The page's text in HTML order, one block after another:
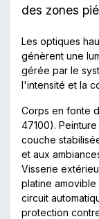
des zones
Les optiques
génèrent une
gérée par le
l'intensité et la
Corps en fonte
47100).
couche
et aux
Visserie
platine
circuit
protection